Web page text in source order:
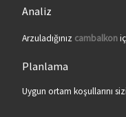
Analiz
Arzuladığınız cambalkon
Planlama
Uygun ortam koşullarını